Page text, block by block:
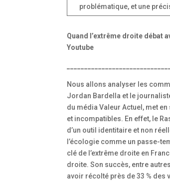
problématique, et une
Quand l’extrême droite débat
Youtube
Nous allons analyser les
Jordan Bardella et le
du média Valeur Actuel, met
et incompatibles. En effet, le
d’un outil identitaire et non
l’écologie comme un passe-
clé de l’extrême droite en
droite. Son succès, entre
avoir récolté près de 33 % des